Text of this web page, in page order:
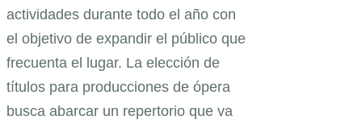
actividades durante todo el año con
el objetivo de expandir el público que
frecuenta el lugar. La elección de
títulos para producciones de ópera
busca abarcar un repertorio que va